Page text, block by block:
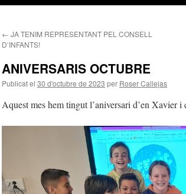
contingut
← JA TENIM REPRESENTANT PEL CONSELL
D’INFANTS!
ANIVERSARIS OCTUBRE
Publicat el 30 d'octubre de 2023 per Roser Callejas
Aquest mes hem tingut l’aniversari d’en Xavier